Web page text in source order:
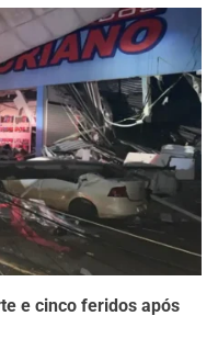
e cinco feridos após